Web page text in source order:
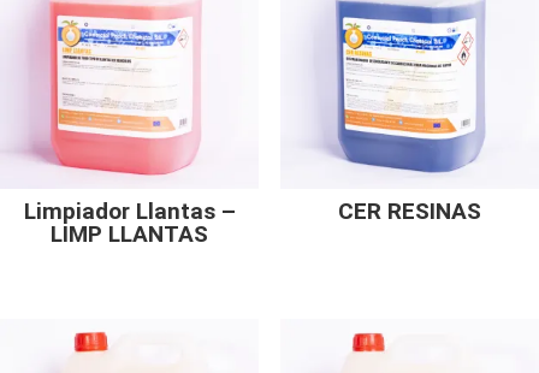
Limpiador Llantas –
LIMP LLANTAS
CER RESINAS